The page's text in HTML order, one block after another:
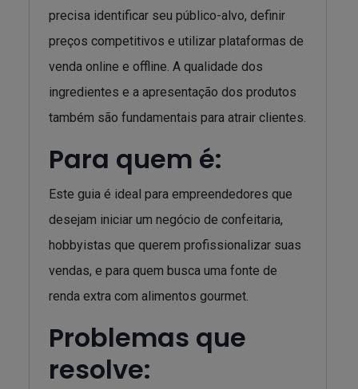
precisa identificar seu público-alvo, definir
preços competitivos e utilizar plataformas de
venda online e offline. A qualidade dos
ingredientes e a apresentação dos produtos
também são fundamentais para atrair clientes.
Para quem é:
Este guia é ideal para empreendedores que
desejam iniciar um negócio de confeitaria,
hobbyistas que querem profissionalizar suas
vendas, e para quem busca uma fonte de
renda extra com alimentos gourmet.
Problemas que
resolve: